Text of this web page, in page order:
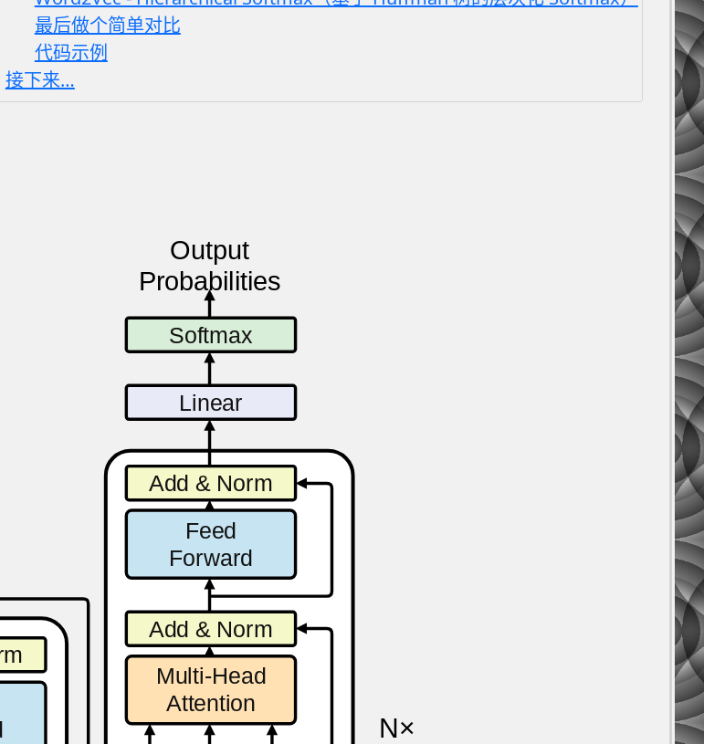
最后做个简单对比
代码示例
接下来…
N×
Output
Probabilities
Add & Norm
Feed
Forward
Add & Norm
Multi-Head
Attention
Linear
Softmax